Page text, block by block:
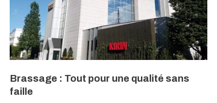
Brassage : Tout pour une qualité sans
faille